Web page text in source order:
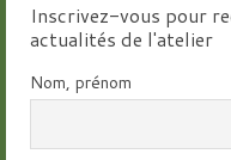
Inscrivez-vous pour
actualités de l'atelier
Nom, prénom